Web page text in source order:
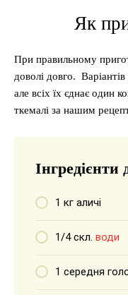
Як
При правильному
доволі довго. Варіантів
але всіх їх єднає один
ткемалі за нашим
Інгредієнти
1 кг аличі
1/4 скл. води
1 середня